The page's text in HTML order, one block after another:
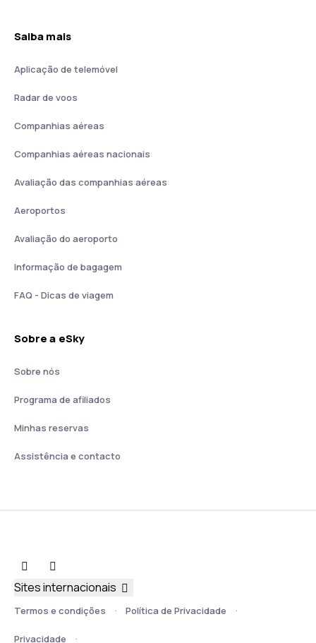
Saiba mais
Aplicação de telemóvel
Radar de voos
Companhias aéreas
Companhias aéreas nacionais
Avaliação das companhias aéreas
Aeroportos
Avaliação do aeroporto
Informação de bagagem
FAQ - Dicas de viagem
Sobre a eSky
Sobre nós
Programa de afiliados
Minhas reservas
Assistência e contacto
Termos e condições Política de Privacidade
Privacidade
Sites internacionais